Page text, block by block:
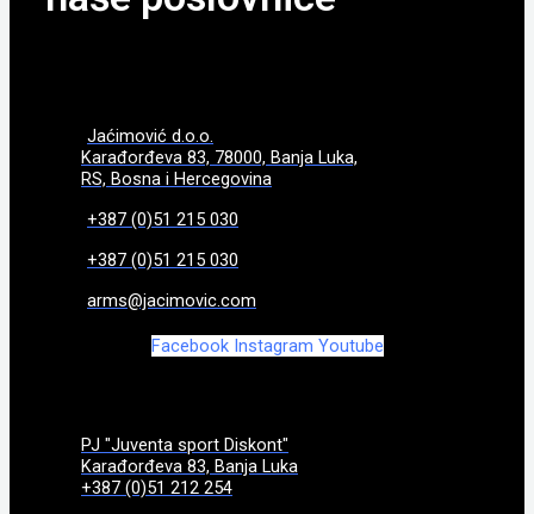
Jaćimović d.o.o.
Karađorđeva 83, 78000, Banja Luka,
RS, Bosna i Hercegovina
+387 (0)51 215 030
+387 (0)51 215 030
arms@jacimovic.com
Facebook Instagram Youtube
PJ "Juventa sport Diskont"
Karađorđeva 83, Banja Luka
+387 (0)51 212 254